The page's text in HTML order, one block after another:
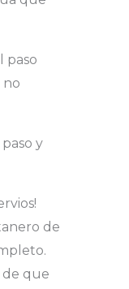
paso
no
y
de
de que